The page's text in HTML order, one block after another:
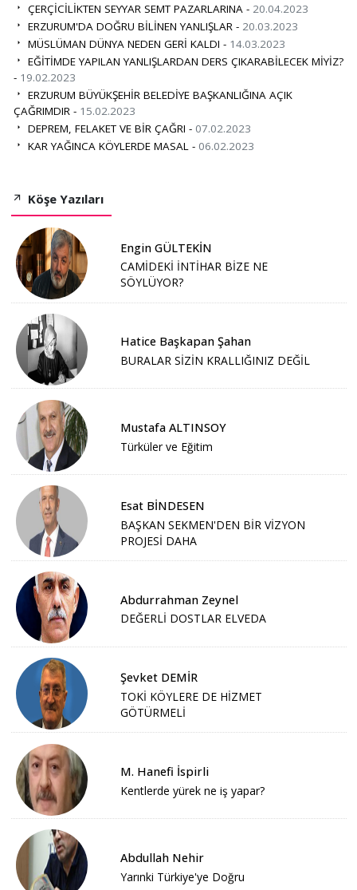
ÇERÇİCİLİKTEN SEYYAR SEMT PAZARLARINA - 20.04.2023
ERZURUM'DA DOĞRU BİLİNEN YANLIŞLAR - 20.03.2023
MÜSLÜMAN DÜNYA NEDEN GERİ KALDI - 14.03.2023
EĞİTİMDE YAPILAN YANLIŞLARDAN DERS ÇIKARABİLECEK MİYİZ?
- 19.02.2023
ERZURUM BÜYÜKŞEHİR BELEDİYE BAŞKANLIĞINA AÇIK
ÇAĞRIMDIR - 15.02.2023
DEPREM, FELAKET VE BİR ÇAĞRI - 07.02.2023
KAR YAĞINCA KÖYLERDE MASAL - 06.02.2023
Köşe Yazıları
Engin GÜLTEKİN
CAMİDEKİ İNTİHAR BİZE NE
SÖYLÜYOR?
Hatice Başkapan Şahan
BURALAR SİZİN KRALLIĞINIZ DEĞİL
Mustafa ALTINSOY
Türküler ve Eğitim
Esat BİNDESEN
BAŞKAN SEKMEN'DEN BİR VİZYON
PROJESİ DAHA
Abdurrahman Zeynel
DEĞERLİ DOSTLAR ELVEDA
Şevket DEMİR
TOKİ KÖYLERE DE HİZMET
GÖTÜRMELİ
M. Hanefi İspirli
Kentlerde yürek ne iş yapar?
Abdullah Nehir
Yarınki Türkiye'ye Doğru